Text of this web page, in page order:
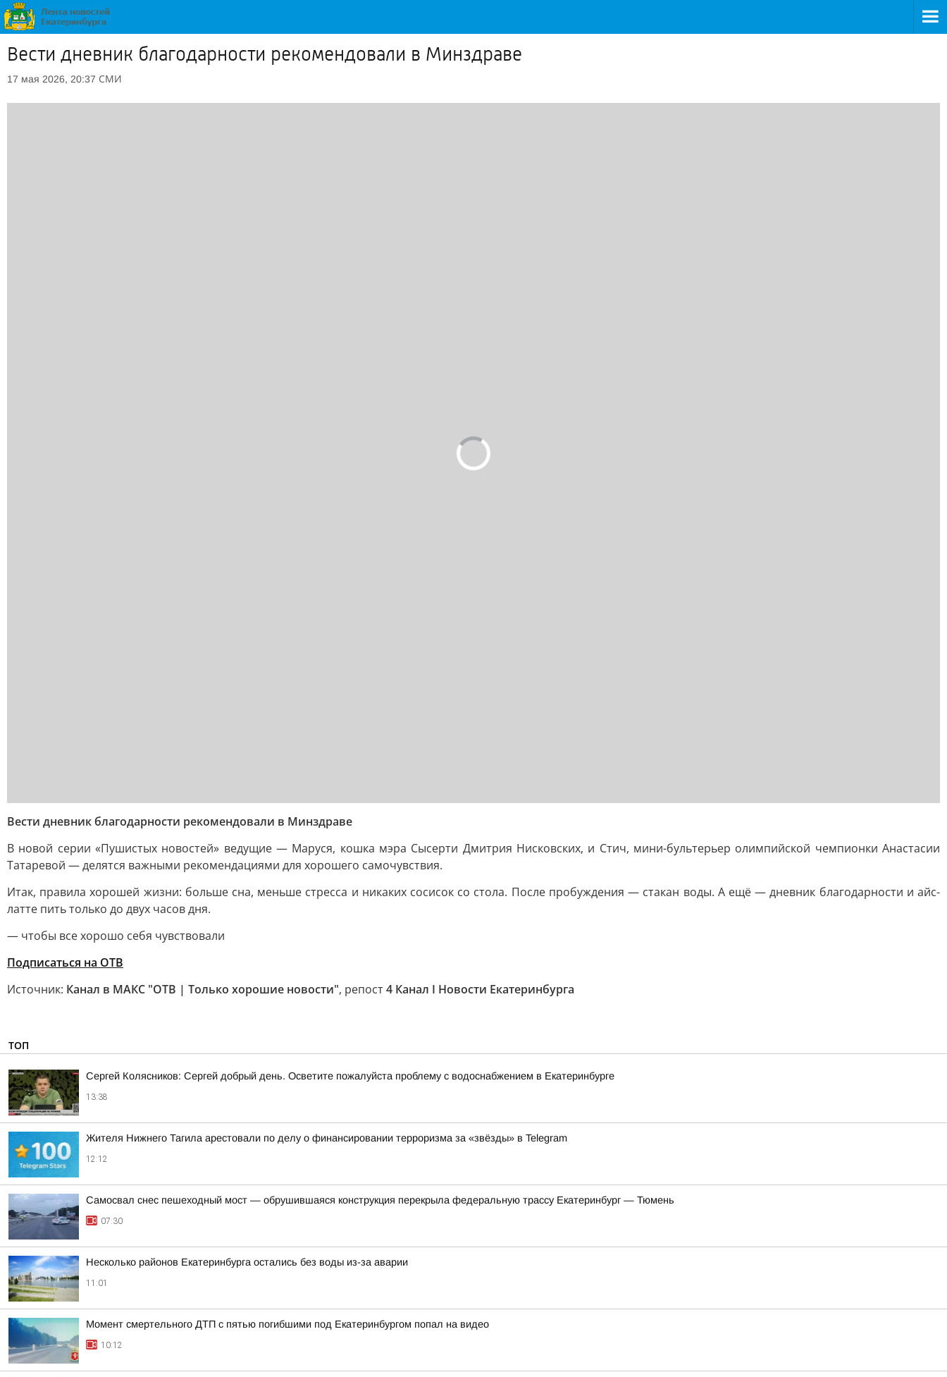
Вести дневник благодарности рекомендовали в Минздраве
17 мая 2026, 20:37 СМИ
Вести дневник благодарности рекомендовали в Минздраве
В новой серии «Пушистых новостей» ведущие — Маруся, кошка мэра Сысерти Дмитрия Нисковских, и Стич, мини-бультерьер олимпийской чемпионки Анастасии
Татаревой — делятся важными рекомендациями для хорошего самочувствия.
Итак, правила хорошей жизни: больше сна, меньше стресса и никаких сосисок со стола. После пробуждения — стакан воды. А ещё — дневник благодарности и айс-
латте пить только до двух часов дня.
— чтобы все хорошо себя чувствовали
Подписаться на ОТВ
Источник: Канал в МАКС "ОТВ | Только хорошие новости", репост4 Канал I Новости Екатеринбурга
ТОП
Сергей Колясников: Сергей добрый день. Осветите пожалуйста проблему с водоснабжением в Екатеринбурге
13:38
Жителя Нижнего Тагила арестовали по делу о финансировании терроризма за «звёзды» в Telegram
12:12
Самосвал снес пешеходный мост — обрушившаяся конструкция перекрыла федеральную трассу Екатеринбург — Тюмень
07:30
Несколько районов Екатеринбурга остались без воды из-за аварии
11:01
Момент смертельного ДТП с пятью погибшими под Екатеринбургом попал на видео
10:12